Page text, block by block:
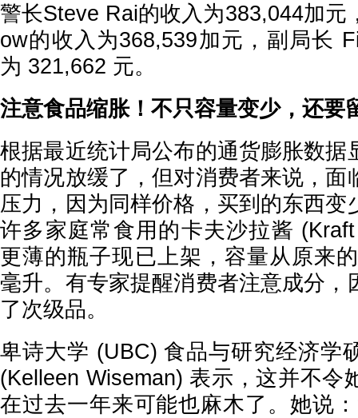
警长Steve Rai的收入为383,044加元
ow的收入为368,539加元，副局长
为 321,662 元。
注意食品缩胀！不只容量变少，还要
根据最近统计局公布的通货膨胀数据
的情况放缓了，但对消费者来说，面
压力，因为同样价格，买到的东西变
许多家庭常食用的卡夫沙拉酱
更薄的瓶子现已上架，容量从原来
毫升。有专家提醒消费者注意成分，
了次级品。
卑诗大学 (UBC) 食品与研究经济学
(Kelleen Wiseman) 表示，这并不令
在过去一年来可能也麻木了。她说